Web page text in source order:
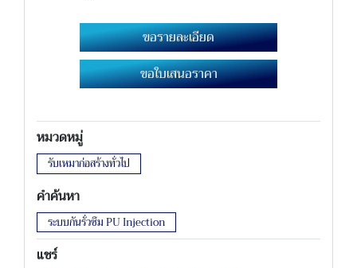
ขอรายละเอียด
ขอใบเสนอราคา
หมวดหมู่
รับเหมาก่อสร้างทั่วไป
คำค้นหา
ระบบกันรั่วซึม PU Injection
แชร์